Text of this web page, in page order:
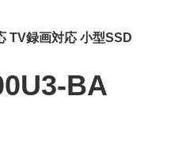
TV録画対応 小型SSD
BA